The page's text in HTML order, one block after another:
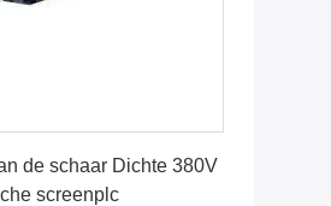
de schaar Dichte 380V
screenplc